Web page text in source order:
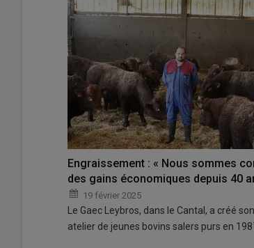
Engraissement : « Nous sommes
des gains économiques depuis 40
19 février 2025
Le Gaec Leybros, dans le Cantal, a créé
atelier de jeunes bovins salers purs en 1987.